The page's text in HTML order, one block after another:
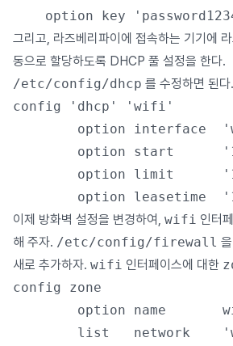
그리고, 라즈베리파이에 접속하는 기기에
동으로 할당하도록 DHCP 풀 설정을 한다.
/etc/config/dhcp 를 수정하면 된다.
config 'dhcp' 'wifi'
option interface
option start
option limit
이제 방화벽 설정을 변경하여, wifi 인터
해 주자. /etc/config/firewall
새로 추가하자. wifi 인터페이스에 대한
config zone
option name
list   network